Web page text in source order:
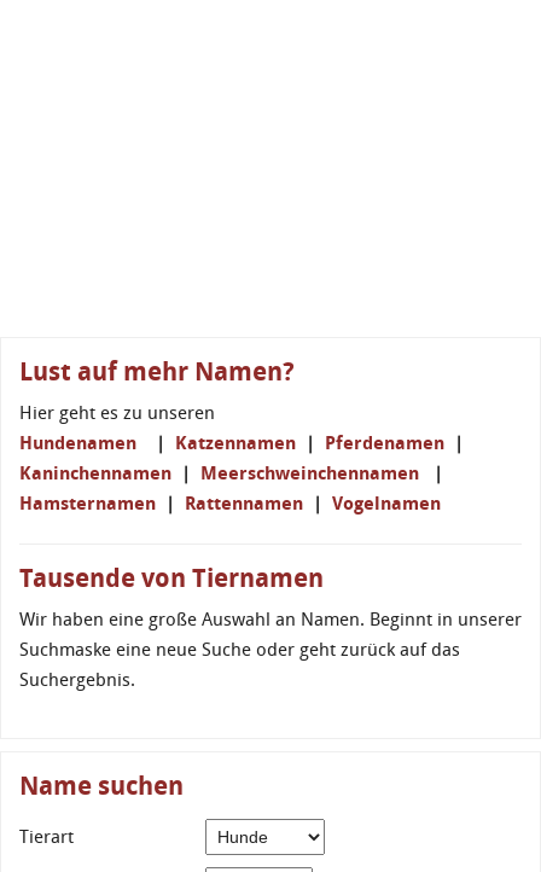
Lust auf mehr Namen?
Hier geht es zu unseren
Hundenamen | Katzennamen | Pferdenamen |
Kaninchennamen | Meerschweinchennamen |
Hamsternamen | Rattennamen | Vogelnamen
Tausende von Tiernamen
Wir haben eine große Auswahl an Namen. Beginnt in unserer
Suchmaske eine neue Suche oder geht zurück auf das
Suchergebnis.
Name suchen
Tierart